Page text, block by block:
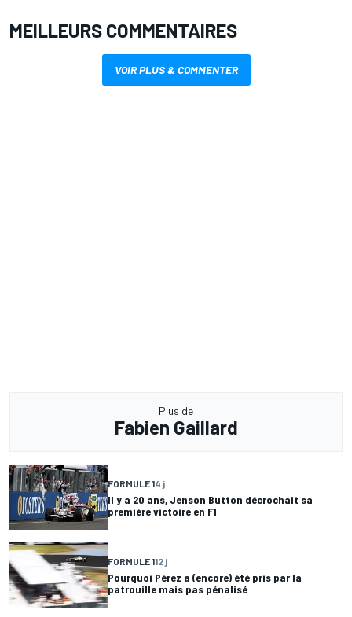
MEILLEURS COMMENTAIRES
VOIR PLUS & COMMENTER
Plus de
Fabien Gaillard
FORMULE 14 j
Il y a 20 ans, Jenson Button décrochait sa
première victoire en F1
FORMULE 112 j
Pourquoi Pérez a (encore) été pris par la
patrouille mais pas pénalisé